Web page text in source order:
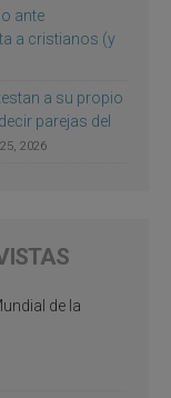
ante
a cristianos (y
a su propio
parejas del
2026
de la